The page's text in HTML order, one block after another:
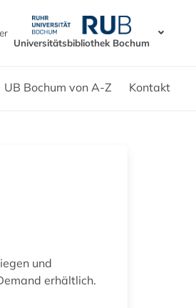
Universitätsbibliothek Bochum
UB Bochum von A-Z Kontakt
und
erhältlich.